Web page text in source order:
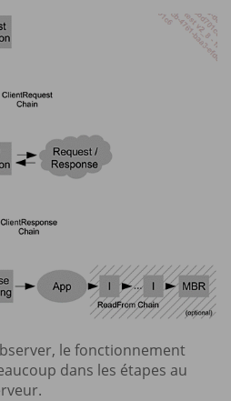
le fonctionnement
dans les étapes au